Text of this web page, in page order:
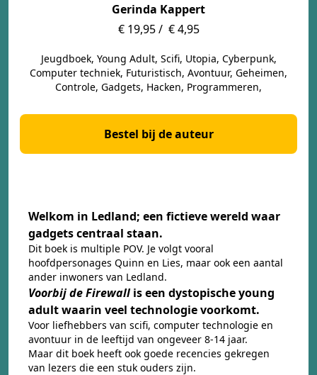
Gerinda Kappert
€ 19,95 / € 4,95
Jeugdboek, Young Adult, Scifi, Utopia, Cyberpunk,
Computer techniek, Futuristisch, Avontuur, Geheimen,
Controle, Gadgets, Hacken, Programmeren,
Bestel bij de auteur
Welkom in Ledland; een fictieve wereld waar
gadgets centraal staan.
Dit boek is multiple POV. Je volgt vooral
hoofdpersonages Quinn en Lies, maar ook een aantal
ander inwoners van Ledland.
Voorbij de Firewallis een dystopische young
adult waarin veel technologie voorkomt.
Voor liefhebbers van scifi, computer technologie en
avontuur in de leeftijd van ongeveer 8-14 jaar.
Maar dit boek heeft ook goede recencies gekregen
van lezers die een stuk ouders zijn.